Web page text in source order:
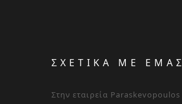
ΣΧΕΤΙΚΑ ΜΕ ΕΜΑΣ
Στην εταιρεία Paraskevopoulos